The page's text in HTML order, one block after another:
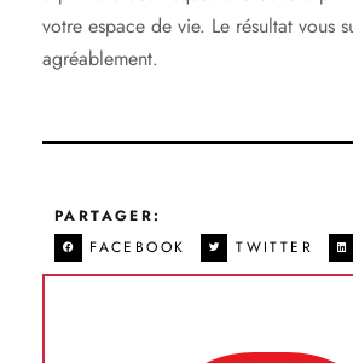
votre espace de vie. Le résultat vous
agréablement.
PARTAGER:
FACEBOOK
TWITTER